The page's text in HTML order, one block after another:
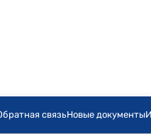
связьНовые документы